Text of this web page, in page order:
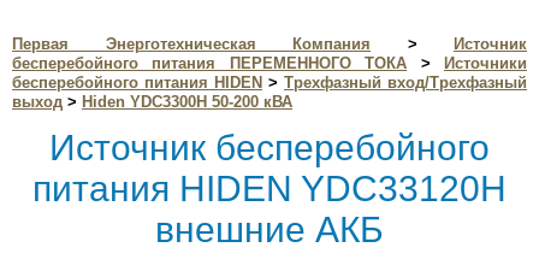
Первая Энерготехническая Компания >
Источник
бесперебойного питания ПЕРЕМЕННОГО ТОКА >
Источники
бесперебойного питания HIDEN > Трехфазный вход/Трехфазный
выход > Hiden YDC3300H 50-200 кВА
Источник бесперебойного
питания HIDEN YDC33120H
внешние АКБ